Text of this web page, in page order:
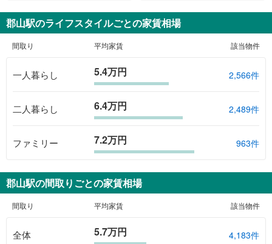
郡山駅のライフスタイルごとの家賃相場
間取り 平均家賃 該当物件
一人暮らし 5.4万円 2,566件
二人暮らし 6.4万円 2,489件
ファミリー 7.2万円 963件
郡山駅の間取りごとの家賃相場
間取り 平均家賃 該当物件
全体 5.7万円 4,183件